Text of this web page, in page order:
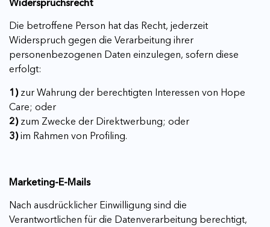
Widerspruchsrecht
Die betroffene Person hat das Recht, jederzeit
Widerspruch gegen die Verarbeitung ihrer
personenbezogenen Daten einzulegen, sofern diese
erfolgt:
1)zur Wahrung der berechtigten Interessen von Hope
Care; oder
2)zum Zwecke der Direktwerbung; oder
3)im Rahmen von Profiling.
Marketing-E-Mails
Nach ausdrücklicher Einwilligung sind die
Verantwortlichen für die Datenverarbeitung berechtigt,